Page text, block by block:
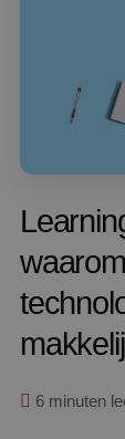
6 minuten